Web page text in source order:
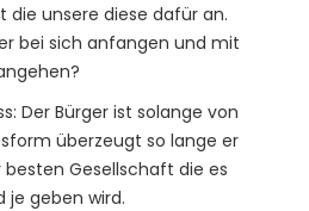
die unsere diese dafür an.
bei sich anfangen und mit
Der Bürger ist solange von
überzeugt so lange er
Gesellschaft die es
je geben wird.